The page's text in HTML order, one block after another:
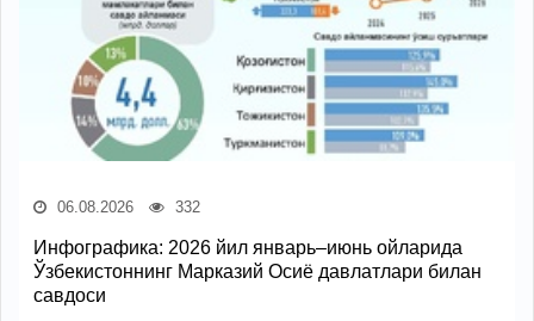
06.08.2026 332
Инфографика: 2026 йил январь–июнь ойларида
Ўзбекистоннинг Марказий Осиё давлатлари билан
савдоси